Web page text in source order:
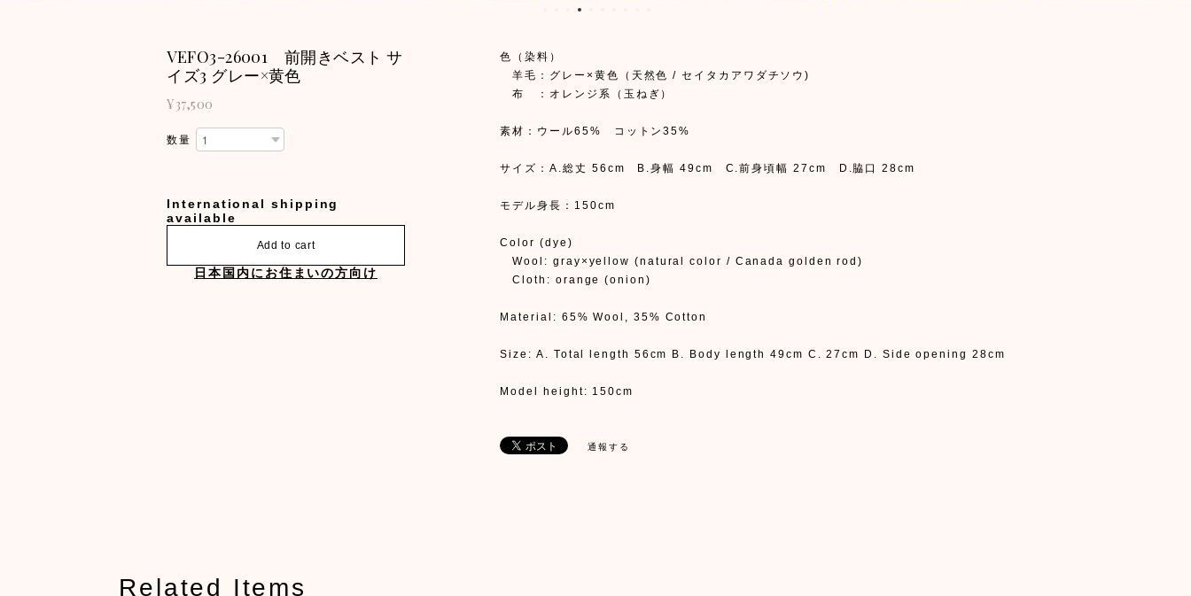
VEFO3-26001 前開きベスト サ
イズ3 グレー×黄色
¥37,500
数量
International shipping
available
Add to cart
日本国内にお住まいの方向け
色（染料）
羊毛：グレー×黄色（天然色 / セイタカアワダチソウ)
布 ：オレンジ系（玉ねぎ）
素材：ウール65% コットン35%
サイズ：A.総丈 56cm B.身幅 49cm C.前身頃幅 27cm D.脇口 28cm
モデル身長：150cm
Color (dye)
Wool: gray×yellow (natural color / Canada golden rod)
Cloth: orange (onion)
Material: 65% Wool, 35% Cotton
Size: A. Total length 56cm B. Body length 49cm C. 27cm D. Side opening 28cm
Model height: 150cm
通報する
Related Items